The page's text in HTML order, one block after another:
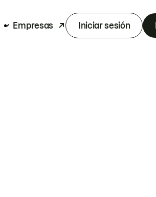
Empresas Iniciar sesión